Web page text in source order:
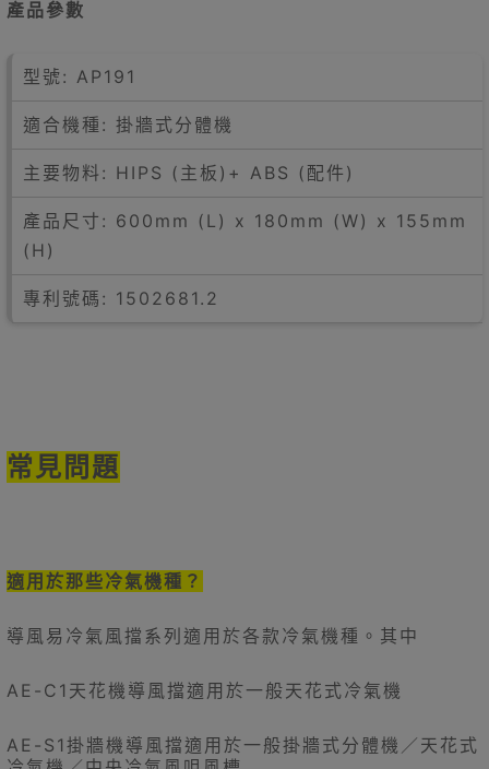
產品參數
型號: AP191
適合機種: 掛牆式分體機
主要物料: HIPS (主板)+ ABS (配件)
產品尺寸: 600mm (L) x 180mm (W) x 155mm
(H)
專利號碼: 1502681.2
常見問題
適用於那些冷氣機種？
導風易冷氣風擋系列適用於各款冷氣機種。其中
AE-C1天花機導風擋適用於一般天花式冷氣機
AE-S1掛牆機導風擋適用於一般掛牆式分體機／天花式